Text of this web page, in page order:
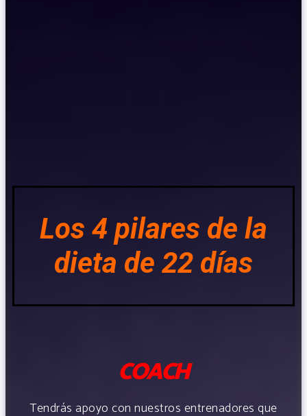
Los 4 pilares de la
dieta de 22 días
COACH
Tendrás apoyo con nuestros entrenadores que